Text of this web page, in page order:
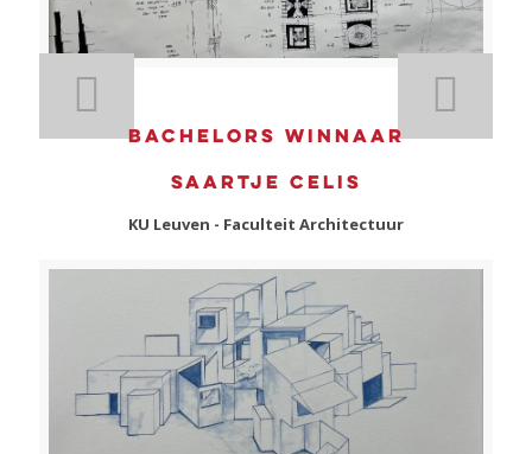
Bachelors winnaar
Saartje Celis
KU Leuven - Faculteit Architectuur